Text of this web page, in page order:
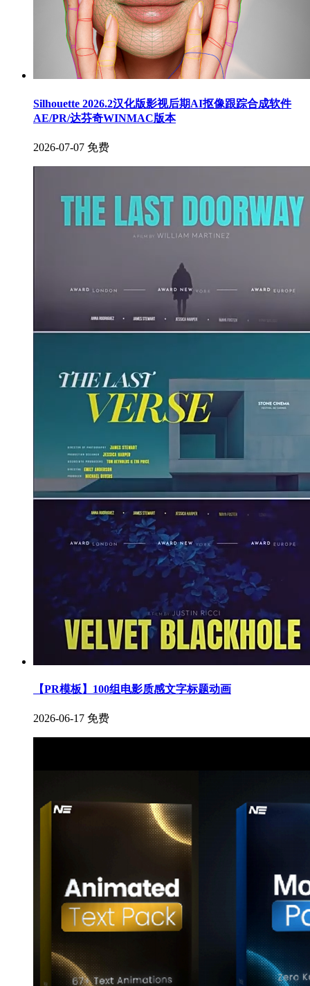
Silhouette 2026.2汉化版影视后期AI抠像跟踪合成软件
AE/PR/达芬奇WINMAC版本
2026-07-07 免费
【PR模板】100组电影质感文字标题动画
2026-06-17 免费